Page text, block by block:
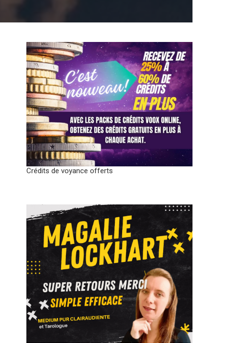
Crédits de voyance offerts